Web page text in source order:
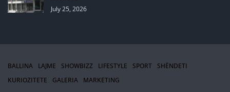
July 25, 2026
BALLINA LAJME SHOWBIZZ LIFESTYLE SPORT
SHËNDETI
KURIOZITETE
GALERIA MARKETING